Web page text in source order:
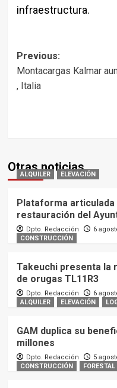
infraestructura.
Post
navigation
Previous:
Montacargas Kalmar
, Italia
Otras noticias
ALQUILER ELEVACIÓN
Plataforma articulada
restauración del
Dpto. Redacción 6
CONSTRUCCIÓN
Takeuchi presenta la
de orugas TL11R3
Dpto. Redacción 6
ALQUILER
ELEVACIÓN
GAM duplica su
millones
Dpto. Redacción 5
CONSTRUCCIÓN
FORESTAL